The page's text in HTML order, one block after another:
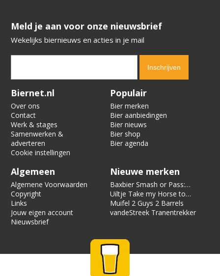
​​​​​​​Meld je aan voor onze nieuwsbrief
Wekelijks biernieuws en acties in je mail
Verification code:
Biernet.nl
Over ons
Contact
Werk & stages
Samenwerken &
adverteren
Cookie instellingen
Populair
Bier merken
Bier aanbiedingen
Bier nieuws
Bier shop
Bier agenda
Algemeen
Algemene Voorwaarden
Copyright
Links
Jouw eigen account
Nieuwsbrief
Nieuwe merken
Baxbier Smash or Pass:
Strata
Uiltje Take my Horse to
the Hotel Room
Muifel 2 Guys 2 Barrels
vandeStreek Tranentrekker